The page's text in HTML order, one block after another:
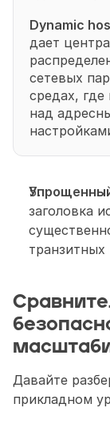
дает
сетевых
средах, где
над
заголовка
Давайте
прикладном